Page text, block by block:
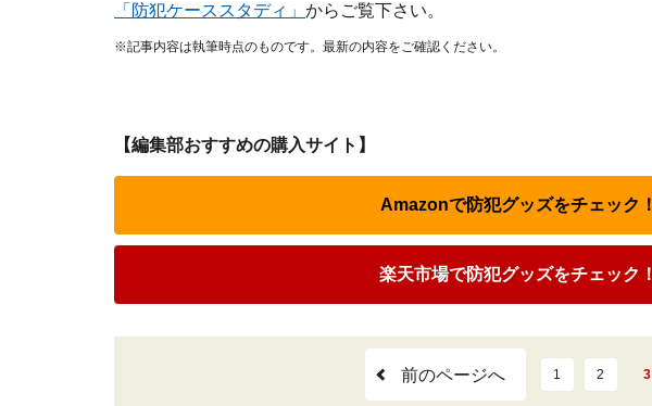
「防犯ケーススタディ」 からご覧下さい。
※記事内容は執筆時点のものです。最新の内容をご確認ください。
【編集部おすすめの購入サイト】
Amazonで防犯グッズをチェック！
楽天市場で防犯グッズをチェック！
前のページへ 1 2 3